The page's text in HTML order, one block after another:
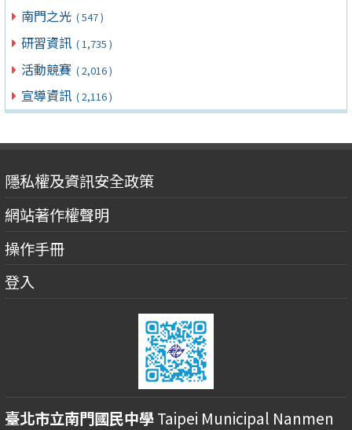
南門之光 ( 547 )
研習資訊 ( 1,735 )
活動競賽 ( 2,016 )
宣導資訊 ( 2,116 )
隱私權及資訊安全政策
網站著作權聲明
操作手冊
登入
臺北市立南門國民中學Taipei Municipal Nanmen